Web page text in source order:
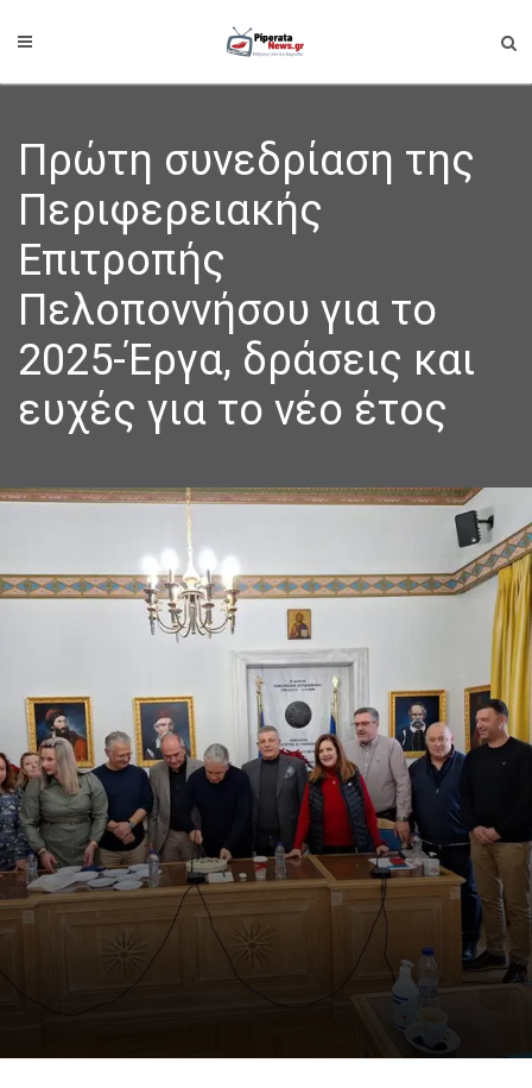
Πρώτη συνεδρίαση της
Περιφερειακής
Επιτροπής
Πελοποννήσου για το
2025-Έργα, δράσεις και
ευχές για το νέο έτος